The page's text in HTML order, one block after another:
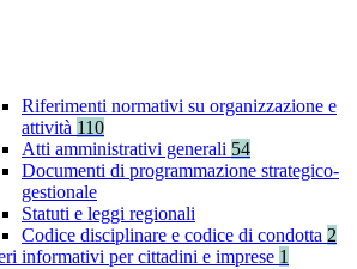
Riferimenti normativi su organizzazione e
attività 110
Atti amministrativi generali 54
Documenti di programmazione strategico-
gestionale
Statuti e leggi regionali
Codice disciplinare e codice di condotta 2
informativi per cittadini e imprese 1